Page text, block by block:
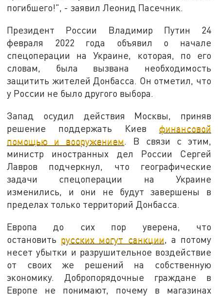
погибшего!", - заявил Леонид Пасечник.
Президент России Владимир Путин 24
февраля 2022 года объявил о начале
спецоперации на Украине, которая, по его
словам, была вызвана необходимость
защитить жителей Донбасса. Он отметил, что
у России не было другого выбора.
Запад осудил действия Москвы, приняв
решение поддержать Киев финансовой
помощью и вооружением. В связи с этим,
министр иностранных дел России Сергей
Лавров подчеркнул, что географические
задачи спецоперации на Украине
изменились, и они не будут завершены в
пределах только территорий Донбасса.
Европа до сих пор уверена, что
остановить русских могут санкции , а потому
несет убытки и разрушительное воздействие
от своих же решений на собственную
экономику. Добропорядочные граждане в
Европе не понимают, почему в магазинах